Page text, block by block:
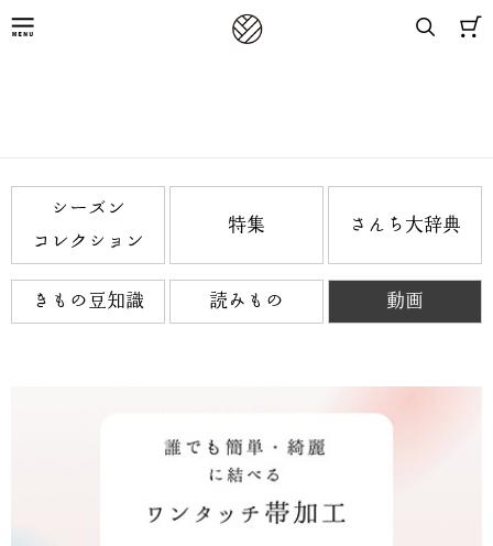
シーズン
コレクション
特集 さんち大辞典
きもの豆知識 読みもの 動画